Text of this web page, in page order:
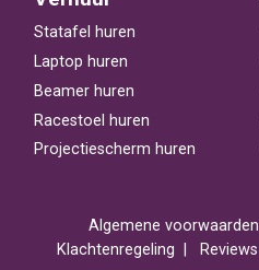
Statafel huren
Laptop huren
Beamer huren
Racestoel huren
Projectiescherm huren
Algemene voorwaarden
Klachtenregeling
Reviews